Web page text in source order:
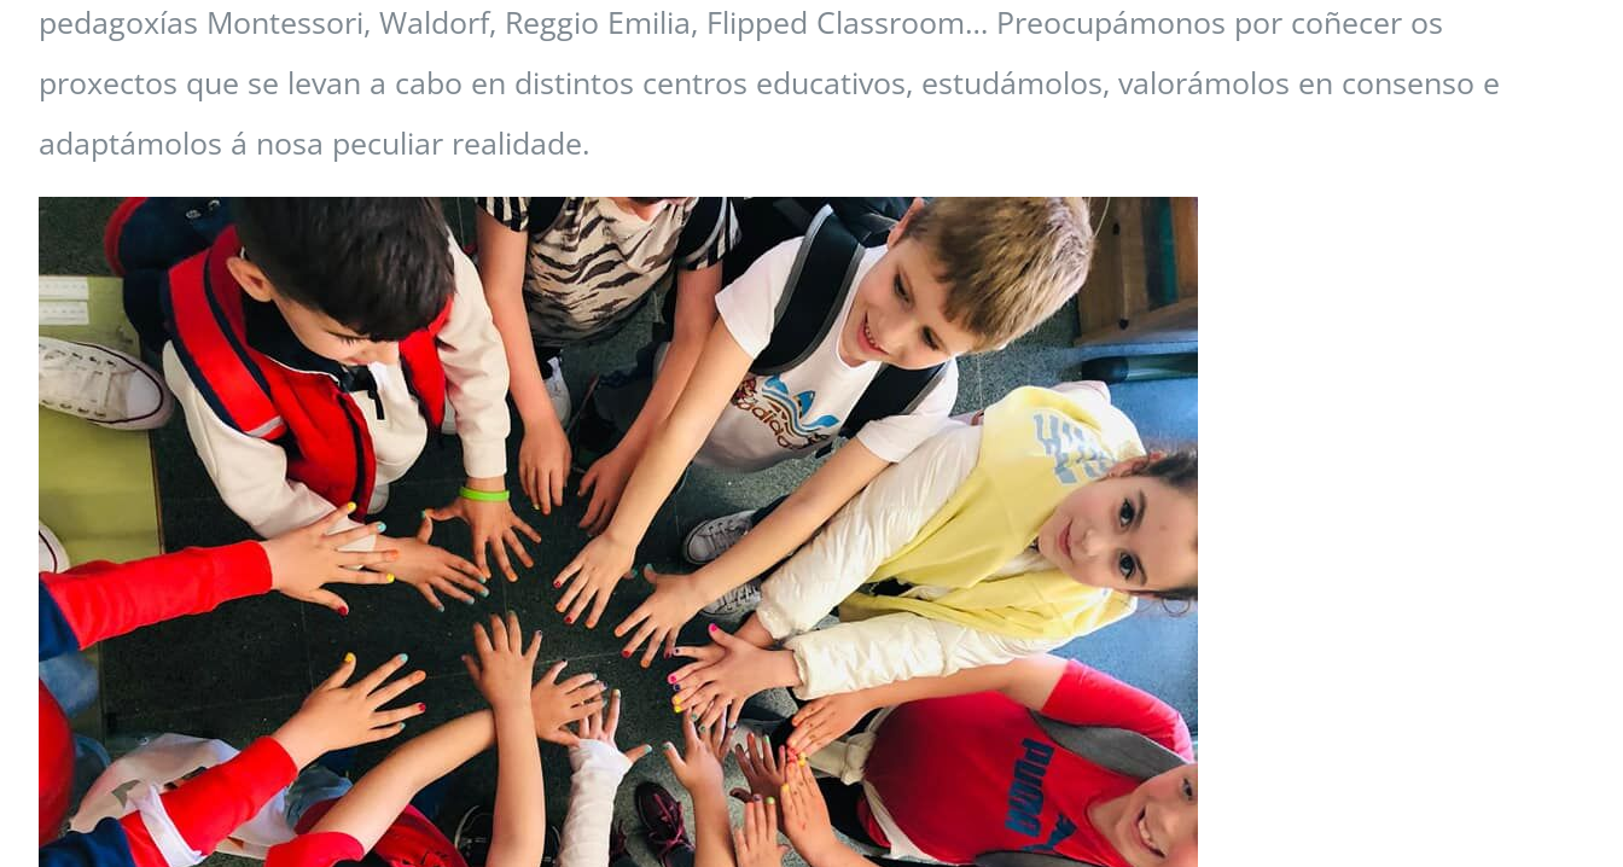
pedagoxías Montessori, Waldorf, Reggio Emilia, Flipped Classroom… Preocupámonos por coñecer os
proxectos que se levan a cabo en distintos centros educativos, estudámolos, valorámolos en consenso e
adaptámolos á nosa peculiar realidade.